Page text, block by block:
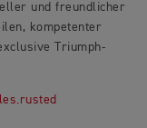
und freundlicher
kompetenter
Triumph-